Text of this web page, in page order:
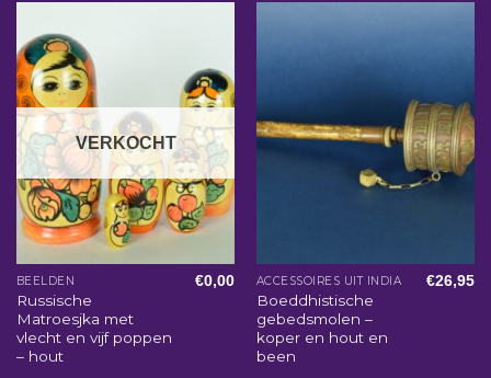
VERKOCHT
BEELDEN
Russische
Matroesjka met
vlecht en vijf poppen
– hout
€0,00 ACCESSOIRES UIT INDIA
Boeddhistische
gebedsmolen –
koper en hout en
been
€26,95